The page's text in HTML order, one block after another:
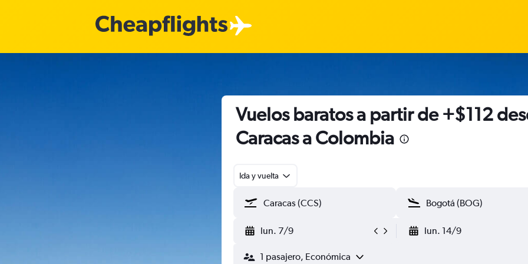
Vuelos baratos a partir de +$112
Caracas a Colombia
Ida y vuelta
lun. 7/9 lun. 14/9
1 pasajero, Económica